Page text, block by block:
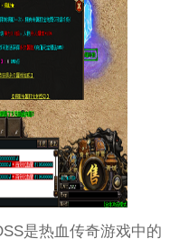
是热血传奇游戏中的